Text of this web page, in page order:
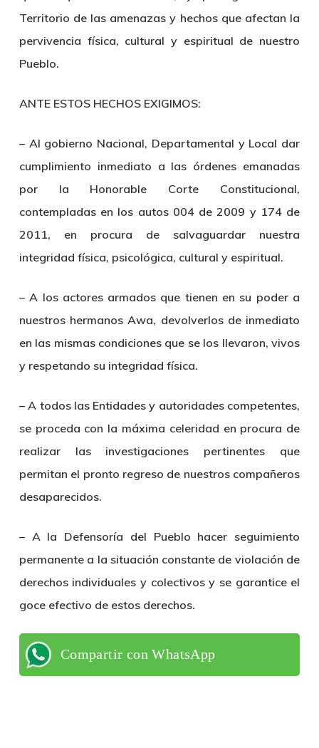
Territorio de las amenazas y hechos que afectan la
pervivencia física, cultural y espiritual de nuestro
Pueblo.
ANTE ESTOS HECHOS EXIGIMOS:
– Al gobierno Nacional, Departamental y Local dar
cumplimiento inmediato a las órdenes emanadas
por la Honorable Corte Constitucional,
contempladas en los autos 004 de 2009 y 174 de
2011, en procura de salvaguardar nuestra
integridad física, psicológica, cultural y espiritual.
– A los actores armados que tienen en su poder a
nuestros hermanos Awa, devolverlos de inmediato
en las mismas condiciones que se los llevaron, vivos
y respetando su integridad física.
– A todos las Entidades y autoridades competentes,
se proceda con la máxima celeridad en procura de
realizar las investigaciones pertinentes que
permitan el pronto regreso de nuestros compañeros
desaparecidos.
– A la Defensoría del Pueblo hacer seguimiento
permanente a la situación constante de violación de
derechos individuales y colectivos y se garantice el
goce efectivo de estos derechos.
Compartir con WhatsApp